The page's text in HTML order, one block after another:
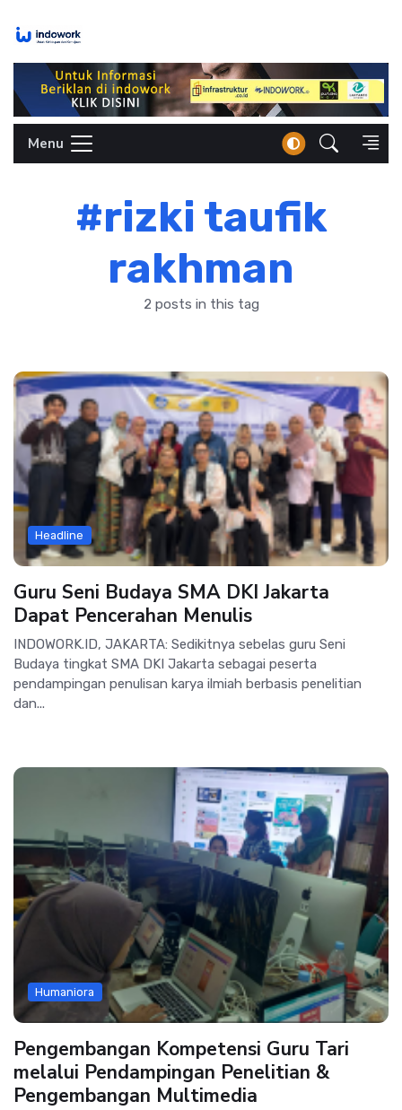
Menu
#rizki taufik
rakhman
2 posts in this tag
Headline
Guru Seni Budaya SMA DKI Jakarta
Dapat Pencerahan Menulis
INDOWORK.ID, JAKARTA: Sedikitnya sebelas guru Seni
Budaya tingkat SMA DKI Jakarta sebagai peserta
pendampingan penulisan karya ilmiah berbasis penelitian
dan...
Humaniora
Pengembangan Kompetensi Guru Tari
melalui Pendampingan Penelitian &
Pengembangan Multimedia